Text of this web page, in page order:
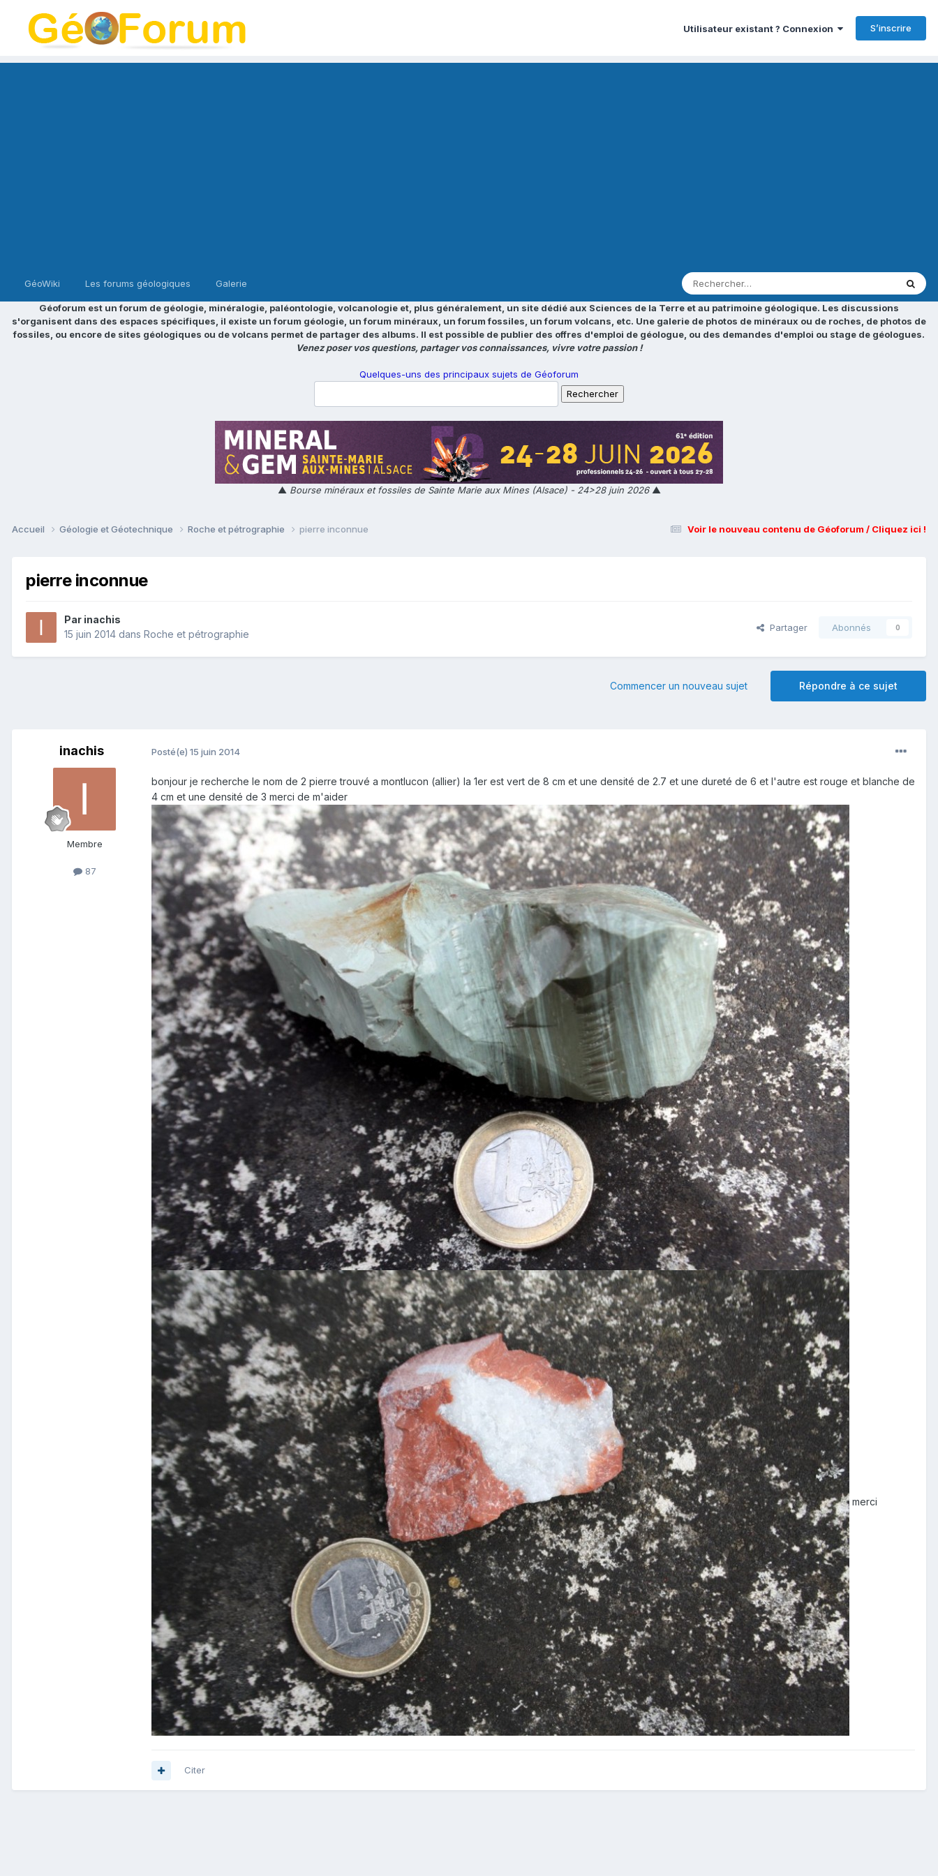
Utilisateur existant ? Connexion S’inscrire
GéoWiki Les forums géologiques Galerie
Géoforum est un forum de géologie, minéralogie, paléontologie, volcanologie et, plus généralement, un site dédié aux Sciences de la Terre et au patrimoine géologique. Les discussions
s'organisent dans des espaces spécifiques, il existe un forum géologie, un forum minéraux, un forum fossiles, un forum volcans, etc. Une galerie de photos de minéraux ou de roches, de photos de
fossiles, ou encore de sites géologiques ou de volcans permet de partager des albums. Il est possible de publier des offres d'emploi de géologue, ou des demandes d'emploi ou stage de géologues.
Venez poser vos questions, partager vos connaissances, vivre votre passion !
Quelques-uns des principaux sujets de Géoforum
▲ Bourse minéraux et fossiles de Sainte Marie aux Mines (Alsace) - 24>28 juin 2026▲
Voir le nouveau contenu de Géoforum / Cliquez ici !
Accueil Géologie et Géotechnique Roche et pétrographie pierre inconnue
pierre inconnue
Par inachis
15 juin 2014 dans Roche et pétrographie
Partager Abonnés 0
Répondre à ce sujet
Commencer un nouveau sujet
inachis
Membre
87
Posté(e) 15 juin 2014
bonjour je recherche le nom de 2 pierre trouvé a montlucon (allier) la 1er est vert de 8 cm et une densité de 2.7 et une dureté de 6 et l'autre est rouge et blanche de
4 cm et une densité de 3 merci de m'aider
merci
Citer